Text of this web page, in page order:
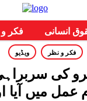
فکر و انسانی
فکر و نظر ویڈیو
کی
عمل میں